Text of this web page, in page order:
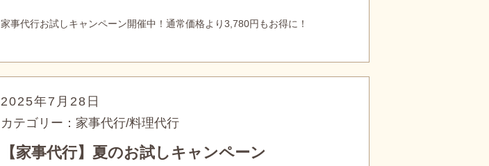
家事代行お試しキャンペーン開催中！通常価格より3,780円もお得に！
2025年7月28日
カテゴリー：家事代行/料理代行
【家事代行】夏のお試しキャンペーン